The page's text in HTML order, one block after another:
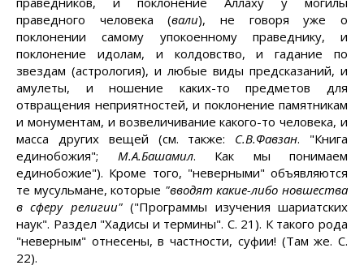
праведного человека (вали), не говоря уже о
поклонении самому упокоенному праведнику, и
поклонение идолам, и колдовство, и гадание по
звездам (астрология), и любые виды предсказаний, и
амулеты, и ношение каких-то предметов для
отвращения неприятностей, и поклонение памятникам
и монументам, и возвеличивание какого-то человека, и
масса других вещей (см. также: С.В.Фавзан. "Книга
единобожия"; М.А.Башамил. Как мы понимаем
единобожие"). Кроме того, "неверными" объявляются
те мусульмане, которые "вводят какие-либо новшества
в сферу религии"("Программы изучения шариатских
наук". Раздел "Хадисы и термины". С. 21). К такого рода
"неверным" отнесены, в частности, суфии! (Там же. С.
22).